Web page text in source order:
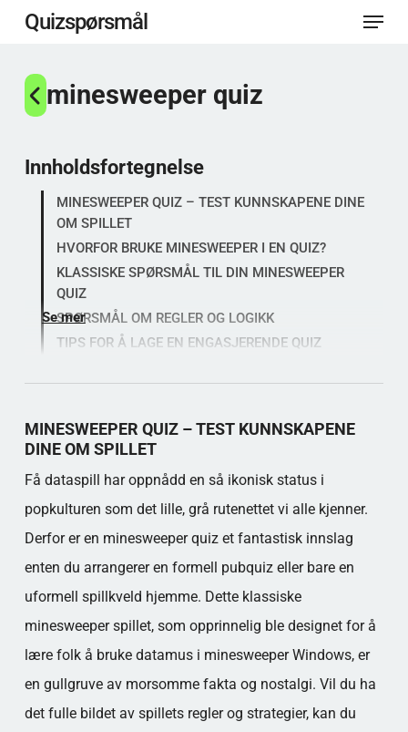
hovedinnhold
Quizspørsmål Meny
minesweeper quiz
MINESWEEPER QUIZ – TEST KUNNSKAPENE
DINE OM SPILLET
Få dataspill har oppnådd en så ikonisk status i
popkulturen som det lille, grå rutenettet vi alle kjenner.
Derfor er en minesweeper quiz et fantastisk innslag
enten du arrangerer en formell pubquiz eller bare en
uformell spillkveld hjemme. Dette klassiske
minesweeper spillet, som opprinnelig ble designet for å
lære folk å bruke datamus i minesweeper Windows, er
en gullgruve av morsomme fakta og nostalgi. Vil du ha
det fulle bildet av spillets regler og strategier, kan du
Innholdsfortegnelse
MINESWEEPER QUIZ – TEST KUNNSKAPENE DINE
OM SPILLET
HVORFOR BRUKE MINESWEEPER I EN QUIZ?
KLASSISKE SPØRSMÅL TIL DIN MINESWEEPER
QUIZ
SPØRSMÅL OM REGLER OG LOGIKK
TIPS FOR Å LAGE EN ENGASJERENDE QUIZ
familiequiz?
Minesweeper i pubquizer?
Hvor mange vanskelighetsgrader hadde det
originale spillet?
Minesweeper?
Populære kategorier
Se mer